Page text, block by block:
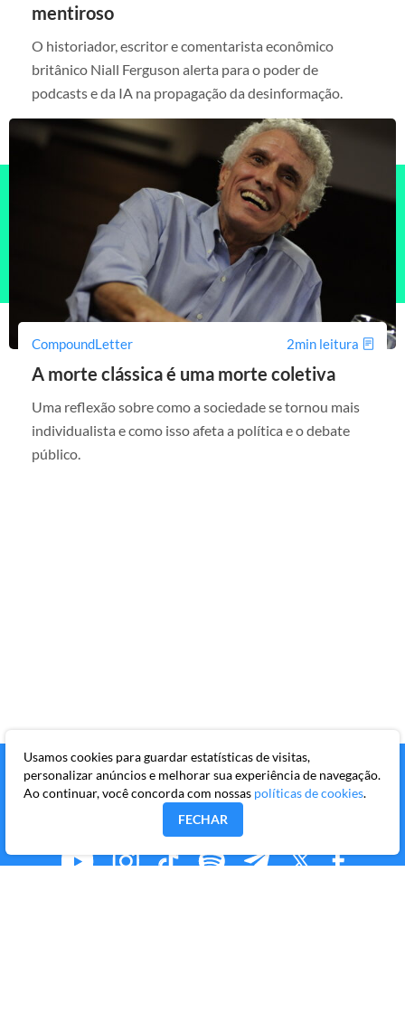
mentiroso
O historiador, escritor e comentarista econômico
britânico Niall Ferguson alerta para o poder de
podcasts e da IA na propagação da desinformação.
CompoundLetter 2min leitura
A morte clássica é uma morte coletiva
Uma reflexão sobre como a sociedade se tornou mais
individualista e como isso afeta a política e o debate
público.
Usamos cookies para guardar estatísticas de visitas,
personalizar anúncios e melhorar sua experiência de navegação.
Ao continuar, você concorda com nossas políticas de cookies.
FECHAR